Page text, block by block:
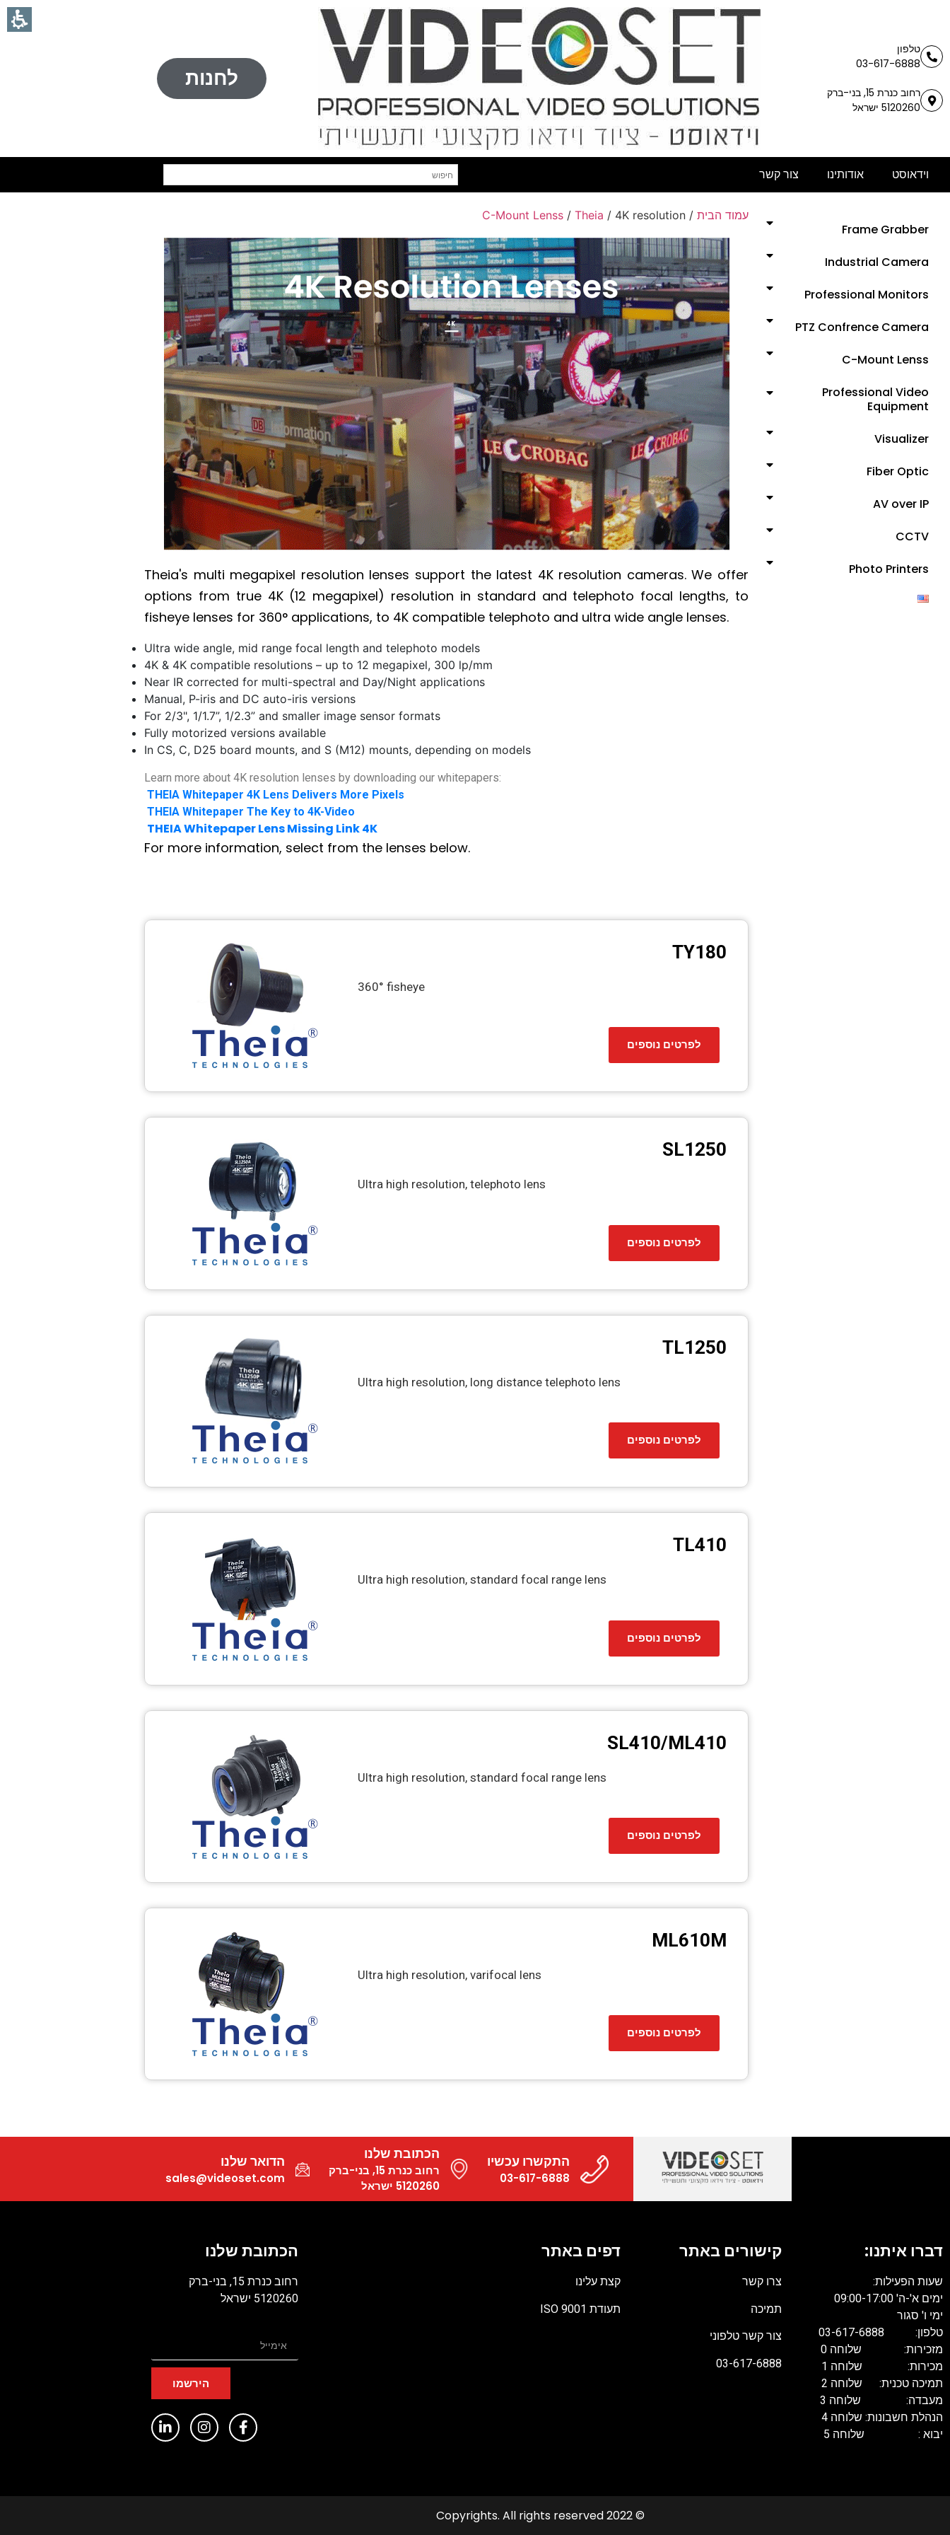
טלפון
03-617-6888
רחוב כנרת 15, בני-ברק
5120260 ישראל
לחנות
וידאוסט אודותינו צור קשר
Frame Grabber
Industrial Camera
Professional Monitors
PTZ Confrence Camera
C-Mount Lenss
Professional Video
Equipment
Visualizer
Fiber Optic
AV over IP
CCTV
Photo Printers
עמוד הבית /
C-Mount Lenss / Theia / 4K resolution
Theia's multi megapixel resolution lenses support the latest 4K resolution cameras. We offer
options from true 4K (12 megapixel) resolution in standard and telephoto focal lengths, to
fisheye lenses for 360° applications, to 4K compatible telephoto and ultra wide angle lenses.
Ultra wide angle, mid range focal length and telephoto models
4K & 4K compatible resolutions – up to 12 megapixel, 300 lp/mm
Near IR corrected for multi-spectral and Day/Night applications
Manual, P-iris and DC auto-iris versions
For 2/3", 1/1.7”, 1/2.3” and smaller image sensor formats
Fully motorized versions available
In CS, C, D25 board mounts, and S (M12) mounts, depending on models
Learn more about 4K resolution lenses by downloading our whitepapers:
THEIA Whitepaper 4K Lens Delivers More Pixels
קובץ
מסוג
PDF
קובץ
מסוג
PDF
THEIA Whitepaper The Key to 4K-Video
קובץ
מסוג
THEIA Whitepaper Lens Missing Link 4K
קובץ
For more information, select from the lenses below.
TY180
360° fisheye
לפרטים נוספים
SL1250
Ultra high resolution, telephoto lens
לפרטים נוספים
TL1250
Ultra high resolution, long distance telephoto lens
לפרטים נוספים
TL410
Ultra high resolution, standard focal range lens
לפרטים נוספים
SL410/ML410
Ultra high resolution, standard focal range lens
לפרטים נוספים
ML610M
Ultra high resolution, varifocal lens
לפרטים נוספים
התקשרו עכשיו
03-617-6888
הכתובת שלנו
רחוב כנרת 15, בני-ברק
5120260 ישראל
הדואר שלנו
sales@videoset.com
דברו איתנו:
שעות הפעילות:
ימים א'-ה' 09:00-17:00
ימי ו' סגור
טלפון: 03-617-6888
מזכירות: שלוחה 0
מכירות: שלוחה 1
תמיכה טכנית: שלוחה 2
מעבדה: שלוחה 3
הנהלת חשבונות: שלוחה 4
יבוא : שלוחה 5
קישורים באתר
צרו קשר
תמיכה
צור קשר טלפוני
03-617-6888
דפים באתר
קצת עלינו
תעודת ISO 9001
הכתובת שלנו
רחוב כנרת 15, בני-ברק
5120260 ישראל
הירשמו
© 2022 Copyrights. All rights reserved